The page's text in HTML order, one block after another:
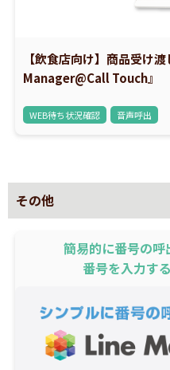
【飲食店向け】商品受け
Manager@Call Touch』
WEB待ち状況確認 音声呼出
その他
簡易的に番号の呼
番号を入力す